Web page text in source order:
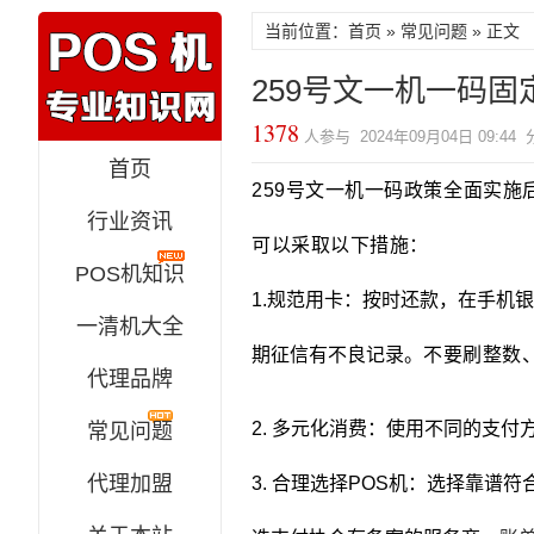
首页
行业资讯
POS机知识
一清机大全
代理品牌
常见问题
代理加盟
当前位置： 首页 » 常见问题 » 正文
259号文一机一码固
1378 人参与 2024年09月04日 09:44
259号文一机一码政策全面实施
可以采取以下措施：
1.规范用卡：按时还款，在手机
期征信有不良记录。 不要刷整数
2. 多元化消费：使用不同的支付
3. 合理选择POS机：选择靠谱符